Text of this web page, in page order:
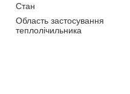
Стан
Область застосування
теплолічильника